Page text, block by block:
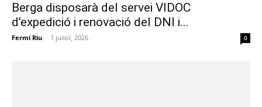
Berga disposarà del servei VIDOC
d’expedició i renovació del DNI i...
Fermi Riu - 1 juliol, 2026 0